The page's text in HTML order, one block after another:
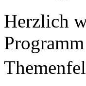
Herzlich